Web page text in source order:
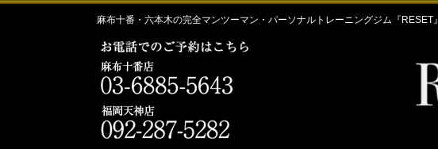
麻布十番・六本木の完全マンツーマン・パーソナルトレーニングジム『RESET』